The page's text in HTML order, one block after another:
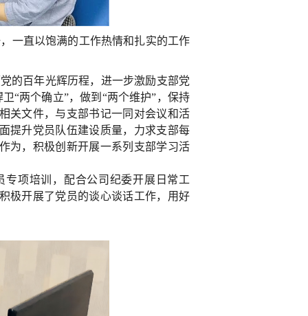
一直以饱满的工作热情和扎实的工作
的百年光辉历程，进一步激励支部党
“两个确立”，做到“两个维护”，保持
关文件，与支部书记一同对会议和活
提升党员队伍建设质量，力求支部每
为，积极创新开展一系列支部学习活
项培训，配合公司纪委开展日常工
极开展了党员的谈心谈话工作，用好